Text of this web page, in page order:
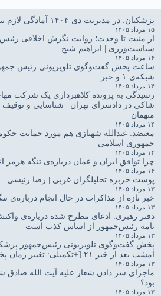
پزشکیان: در مدیریت دی ۱۴۰۴ آمادگی لازم نبود
۱۵ مرداد ۱۴۰۵
از منیت تا وحدت؛ روایت نگرش اخلاقی
سیاست‌ورزی | ابراهیم شیخ
۱۴ مرداد ۱۴۰۵
ساعت پخش گفت‌وگوی تلویزیونی رئیس
شبکه‌ی ۱ و خبر
۱۴ مرداد ۱۴۰۵
متهمان
۱۴ مرداد ۱۴۰۵
معتضد: عبدالله شهبازی هم مورد حمایت
جمهوری اسلامی
۱۴ مرداد ۱۴۰۵
چرا توافق ایران و عمان درباره‌ی تنگه هرمز
۱۴ مرداد ۱۴۰۵
پوست خربزه تحلیلگران غربی | رضا رئیسی
۱۳ مرداد ۱۴۰۵
خبر تازه از مذاکرات در حال انجام درباره‌ی
۱۳ مرداد ۱۴۰۵
دفتر رهبری: ادعای مطرح شده درباره‌ی
نامه رئیس‌جمهور از اساس کذب است
۱۳ مرداد ۱۴۰۵
پخش گفت‌وگوی تلویزیونی رئیس‌جمهور
امشب بعد از خبر ۲۱ [+تکمیلی: تغییر زمان پخش]
۱۳ مرداد ۱۴۰۵
ماجرای سر دادن شعار علیه آیت الله صادق
بود؟
۱۳ مرداد ۱۴۰۵